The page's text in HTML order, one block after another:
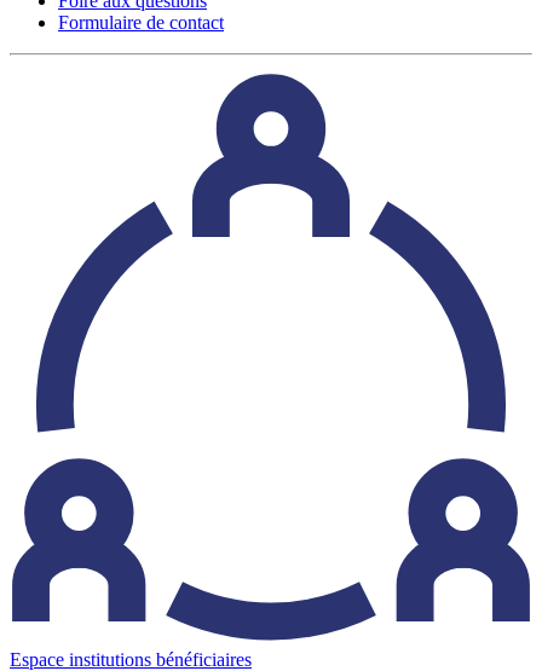
Formulaire de contact
Espace institutions bénéficiaires